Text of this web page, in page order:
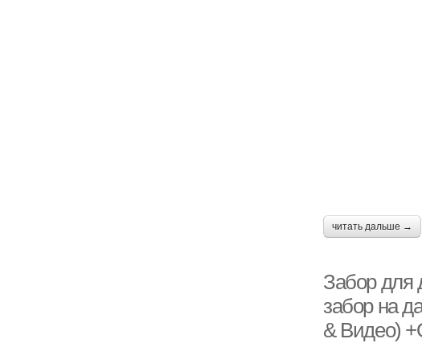
читать дальше →
Забор для
забор на
& Видео)